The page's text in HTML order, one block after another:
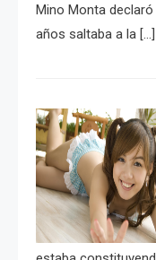
Mino Monta
años saltaba a la […]